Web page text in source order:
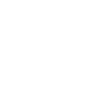
трубкой
отдых и